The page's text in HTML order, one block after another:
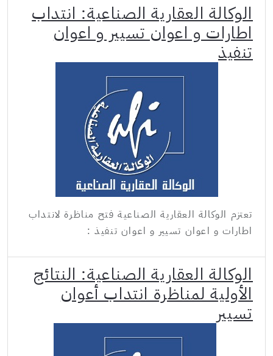
الوكالة العقارية الصناعية: انتداب
اطارات و اعوان تسيير و اعوان
تنفيذ
تعتزم الوكالة العقارية الصناعية فتح مناظرة لانتداب
اطارات و اعوان تسيير و اعوان تنفيذ :
الوكالة العقارية الصناعية: النتائج
الأولية لمناظرة انتداب أعوان
تسيير